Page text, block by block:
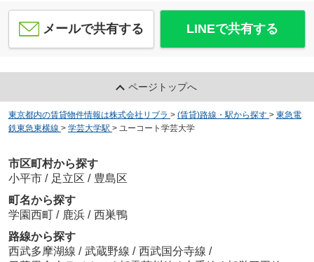
メールで共有する LINEで共有する
ページトップへ
東京都内の賃貸物件情報は株式会社リブラ > (賃貸)路線・駅から探す > 東急電
鉄東急東横線 > 学芸大学駅 > ユーコート学芸大学
市区町村から探す
小平市 / 足立区 / 豊島区
町名から探す
学園西町 / 鹿浜 / 西巣鴨
路線から探す
西武多摩湖線 / 武蔵野線 / 西武国分寺線 /